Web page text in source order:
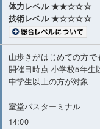
体力レベル ★★☆☆☆
技術レベル ★☆☆☆☆
山歩きがはじめての方で
開催日時点 小学校5年生
中学生以上の方が対象
室堂バスターミナル
14:00